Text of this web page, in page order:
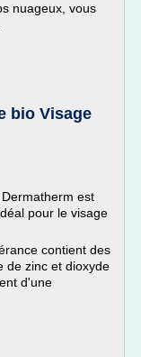
nuageux, vous
bio Visage
est
pour le visage
contient des
de zinc et dioxyde
d'une